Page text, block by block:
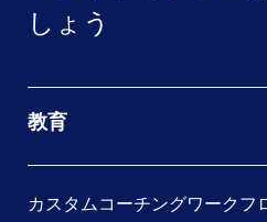
しょう
教育
カスタムコーチングワークフ